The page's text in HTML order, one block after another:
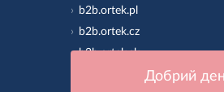
Добрий
b2b.ortek.pl
b2b.ortek.cz
b2b.ortek.sk